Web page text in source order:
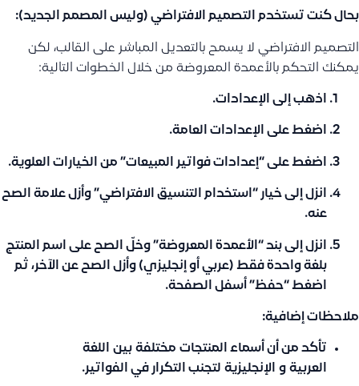
بحال كنت تستخدم التصميم الافتراضي (وليس المصمم الجديد):
التصميم الافتراضي لا يسمح بالتعديل المباشر على القالب، لكن
يمكنك التحكم بالأعمدة المعروضة من خلال الخطوات التالية:
اذهب إلى الإعدادات.
اضغط على الإعدادات العامة.
اضغط على “إعدادات فواتير المبيعات” من الخيارات العلوية.
انزل إلى خيار “استخدام التنسيق الافتراضي” وأزل علامة الصح
عنه.
انزل إلى بند “الأعمدة المعروضة” وخلّ الصح على اسم المنتج
بلغة واحدة فقط (عربي أو إنجليزي) وأزل الصح عن الآخر، ثم
اضغط “حفظ” أسفل الصفحة.
ملاحظات إضافية:
تأكد من أن أسماء المنتجات مختلفة بين اللغة
العربية و الإنجليزية لتجنب التكرار في الفواتير.